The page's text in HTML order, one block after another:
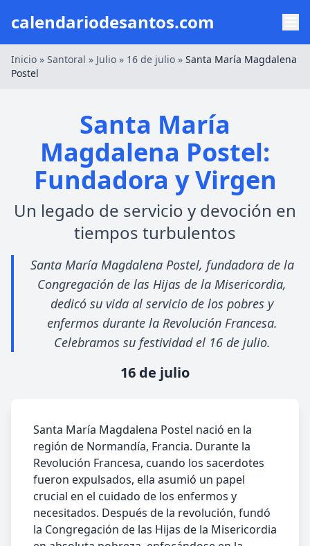
calendariodesantos.com
Inicio » Santoral » Julio » 16 de julio » Santa María Magdalena
Postel
Santa María
Magdalena Postel:
Fundadora y Virgen
Un legado de servicio y devoción en
tiempos turbulentos
Santa María Magdalena Postel, fundadora de la
Congregación de las Hijas de la Misericordia,
dedicó su vida al servicio de los pobres y
enfermos durante la Revolución Francesa.
Celebramos su festividad el 16 de julio.
16 de julio
Santa María Magdalena Postel nació en la
región de Normandía, Francia. Durante la
Revolución Francesa, cuando los sacerdotes
fueron expulsados, ella asumió un papel
crucial en el cuidado de los enfermos y
necesitados. Después de la revolución, fundó
la Congregación de las Hijas de la Misericordia